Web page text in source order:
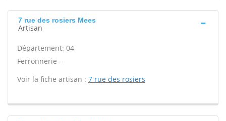
7 rue des rosiers Mees
Artisan
Département: 04
Ferronnerie -
Voir la fiche artisan : 7 rue des rosiers